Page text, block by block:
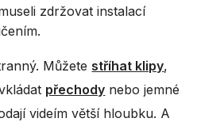
zdržovat instalací
Můžete stříhat klipy,
přechody nebo jemné
videím větší hloubku. A